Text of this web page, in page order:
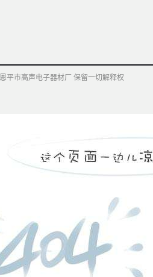
平市高声电子器材厂 保留一切解释权